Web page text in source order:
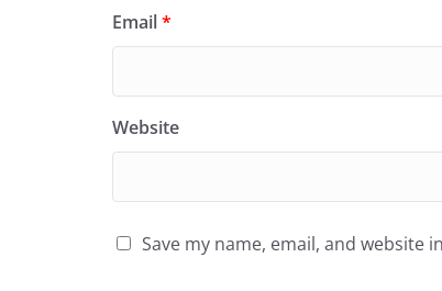
Email*
Website
Save my name, email, and